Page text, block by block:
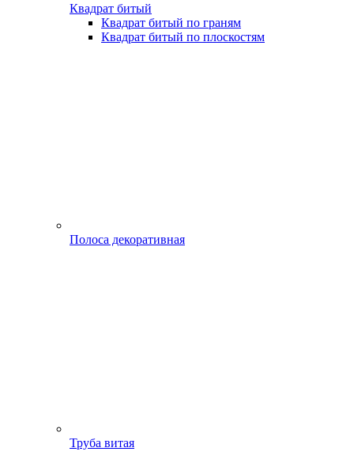
Квадрат битый
Квадрат битый по граням
Квадрат битый по плоскостям
Полоса декоративная
Труба витая